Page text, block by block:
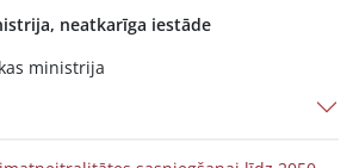
neatkarīga iestāde
ministrija